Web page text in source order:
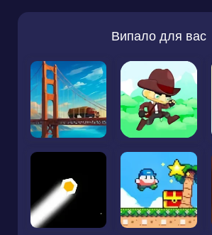
Випало для вас